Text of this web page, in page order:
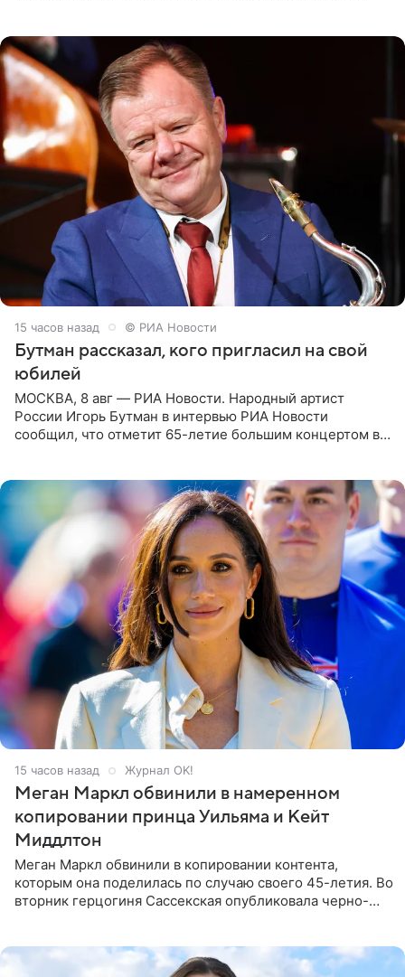
15 часов назад © РИА Новости
Бутман рассказал, кого пригласил на свой
юбилей
МОСКВА, 8 авг — РИА Новости. Народный артист
России Игорь Бутман в интервью РИА Новости
сообщил, что отметит 65-летие большим концертом в
15 часов назад Журнал OK!
Меган Маркл обвинили в намеренном
копировании принца Уильяма и Кейт
Миддлтон
Меган Маркл обвинили в копировании контента,
которым она поделилась по случаю своего 45-летия. Во
вторник герцогиня Сассекская опубликовала черно-